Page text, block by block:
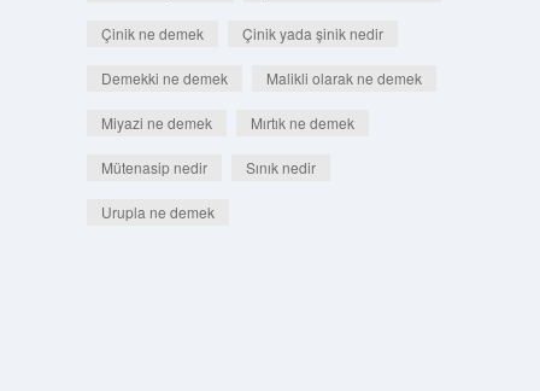
Çinik ne demek Çinik yada şinik nedir
Demekki ne demek Malikli olarak ne demek
Miyazi ne demek Mırtık ne demek
Mütenasip nedir Sınık nedir
Urupla ne demek